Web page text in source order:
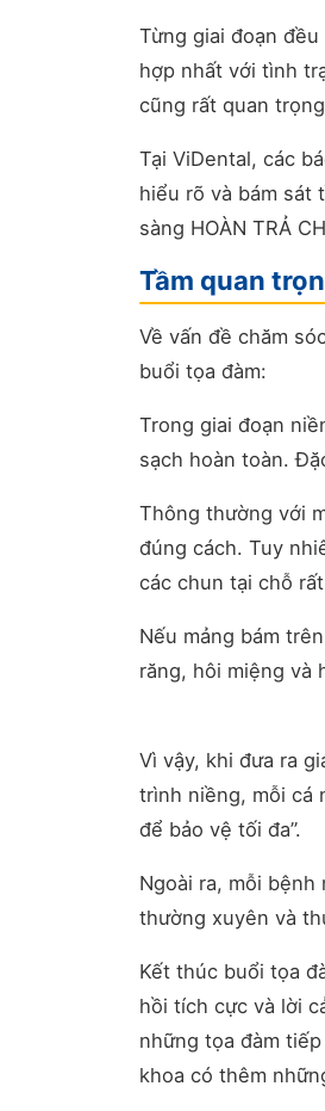
Từng giai đoạn
hợp nhất với tình
cũng rất quan
Tại ViDental, các
hiểu rõ và bám sát
sàng HOÀN TRẢ
Tầm quan
Về vấn đề chăm
buổi tọa đàm:
Trong giai đoạn
sạch hoàn toàn.
Thông thường với
đúng cách. Tuy
các chun tại chỗ
Nếu mảng bám
răng, hôi miệng và
Vì vậy, khi đưa ra
trình niềng, mỗi cá
để bảo vệ tối đa”.
Ngoài ra, mỗi
thường xuyên và
Kết thúc buổi tọa
hồi tích cực và lời
những tọa đàm
khoa có thêm